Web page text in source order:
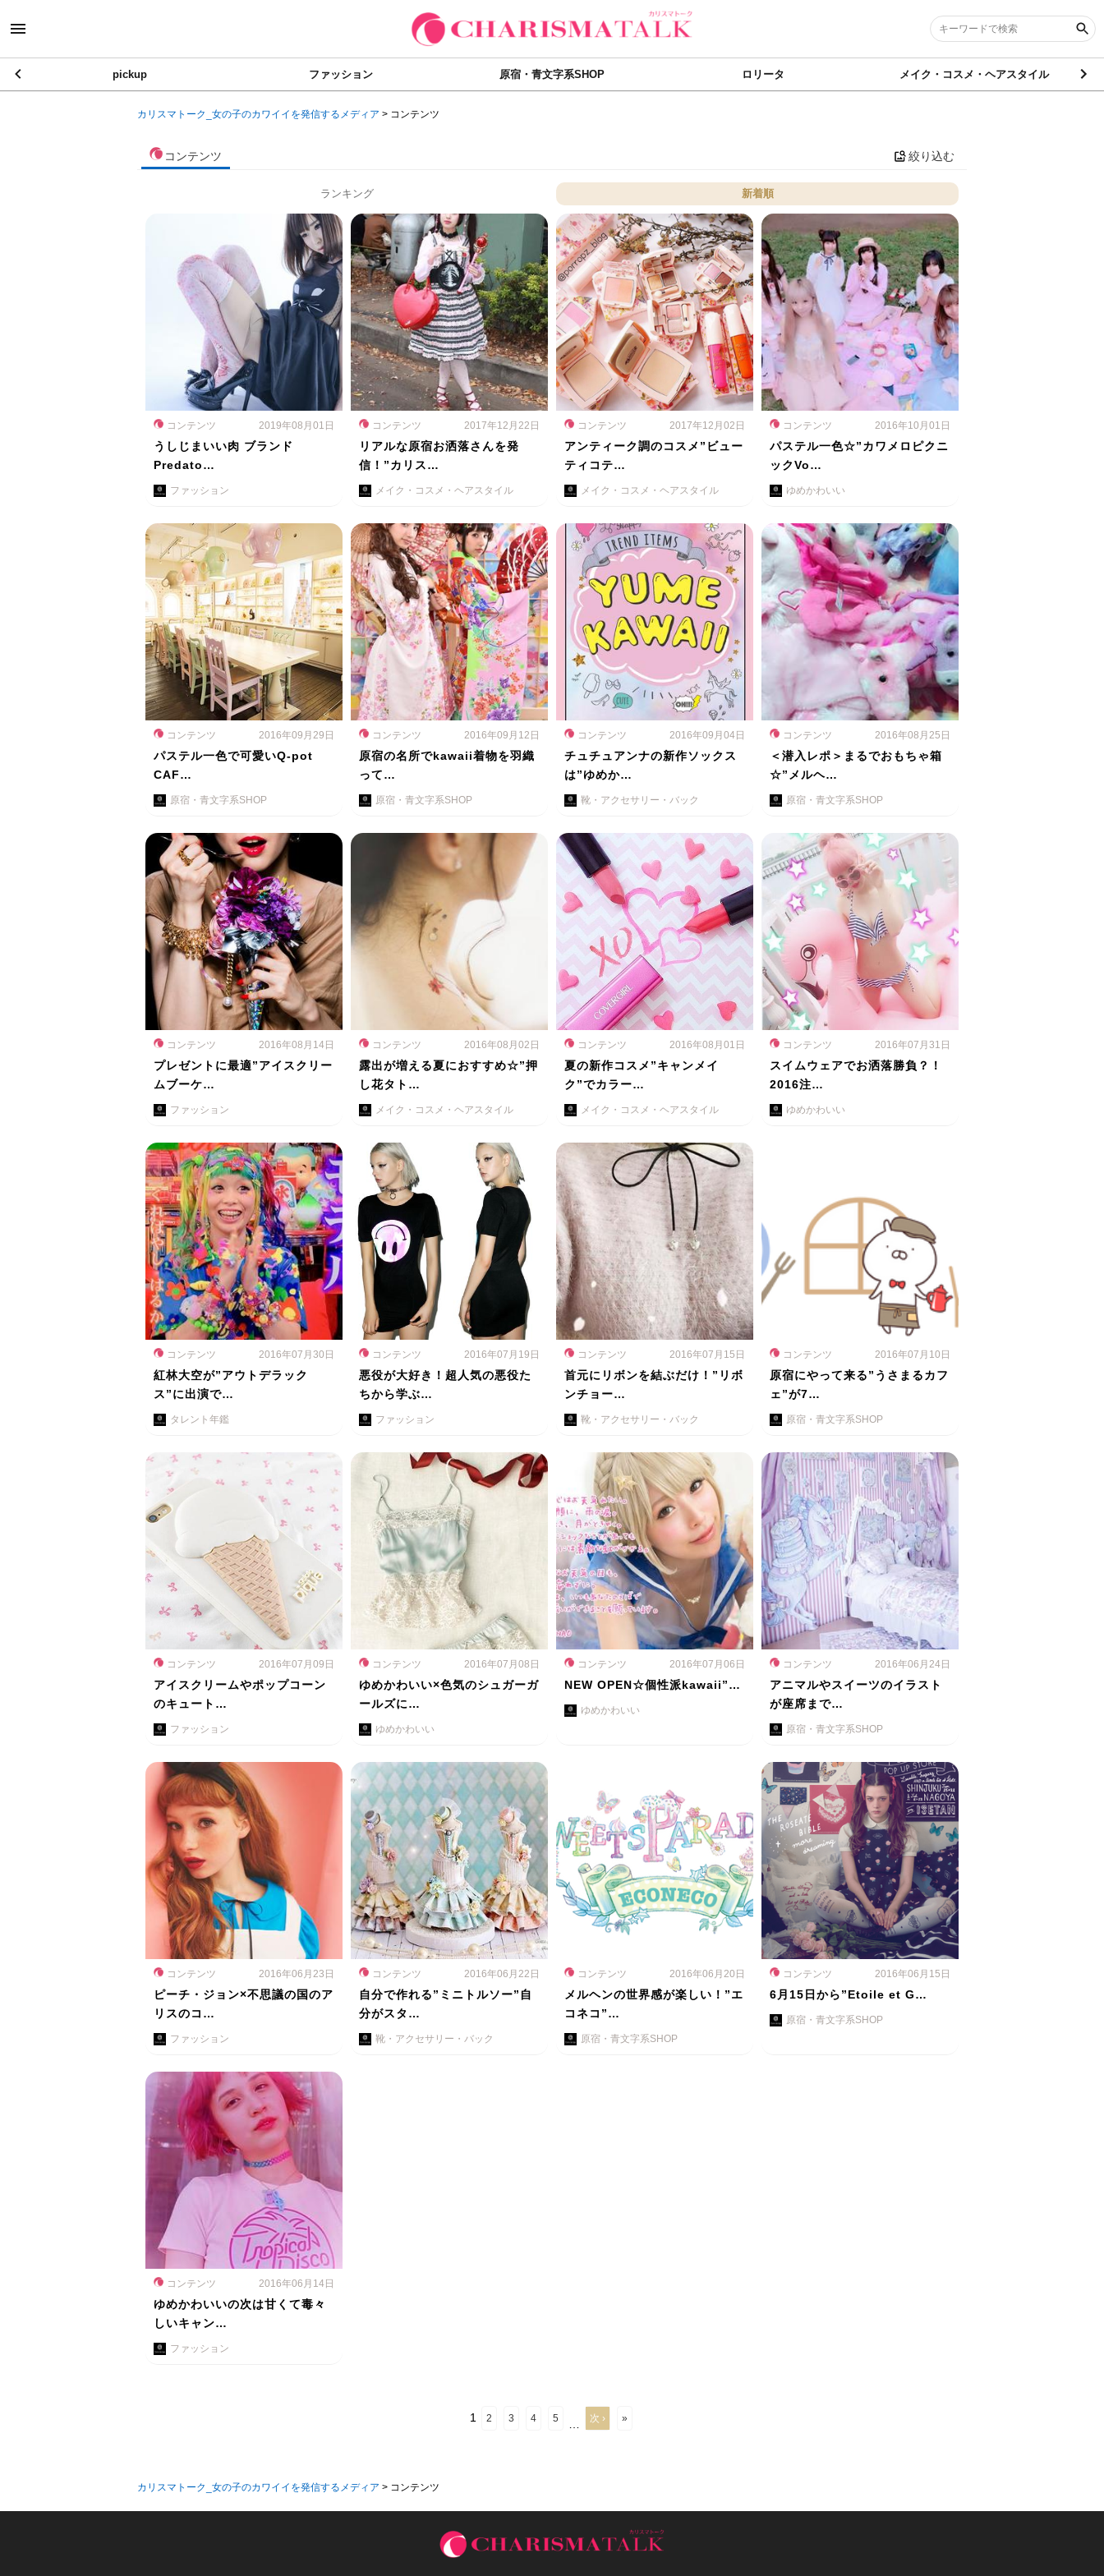
pickup ファッション 原宿・青文字系SHOP ロリータ メイク・コスメ・ヘアスタイル
カリスマトーク_女の子のカワイイを発信するメディア > コンテンツ
コンテンツ 絞り込む
ランキング 新着順
コンテンツ 2019年08月01日
うしじまいい肉 ブランド
Predato…
ファッション
コンテンツ 2017年12月22日
リアルな原宿お洒落さんを発
信！”カリス…
メイク・コスメ・ヘアスタイル
コンテンツ 2017年12月02日
アンティーク調のコスメ”ビュー
ティコテ…
メイク・コスメ・ヘアスタイル
コンテンツ 2016年10月01日
パステル一色☆”カワメロピクニ
ックVo…
ゆめかわいい
コンテンツ 2016年09月29日
パステル一色で可愛いQ-pot
CAF…
原宿・青文字系SHOP
コンテンツ 2016年09月12日
原宿の名所でkawaii着物を羽織
って…
原宿・青文字系SHOP
コンテンツ 2016年09月04日
チュチュアンナの新作ソックス
は”ゆめか…
靴・アクセサリー・バック
コンテンツ 2016年08月25日
＜潜入レポ＞まるでおもちゃ箱
☆”メルヘ…
原宿・青文字系SHOP
コンテンツ 2016年08月14日
プレゼントに最適”アイスクリー
ムブーケ…
ファッション
コンテンツ 2016年08月02日
露出が増える夏におすすめ☆”押
し花タト…
メイク・コスメ・ヘアスタイル
コンテンツ 2016年08月01日
夏の新作コスメ”キャンメイ
ク”でカラー…
メイク・コスメ・ヘアスタイル
コンテンツ 2016年07月31日
スイムウェアでお洒落勝負？！
2016注…
ゆめかわいい
コンテンツ 2016年07月30日
紅林大空が”アウトデラック
ス”に出演で…
タレント年鑑
コンテンツ 2016年07月19日
悪役が大好き！超人気の悪役た
ちから学ぶ…
ファッション
コンテンツ 2016年07月15日
首元にリボンを結ぶだけ！”リボ
ンチョー…
靴・アクセサリー・バック
コンテンツ 2016年07月10日
原宿にやって来る”うさまるカフ
ェ”が7…
原宿・青文字系SHOP
コンテンツ 2016年07月09日
アイスクリームやポップコーン
のキュート…
ファッション
コンテンツ 2016年07月08日
ゆめかわいい×色気のシュガーガ
ールズに…
ゆめかわいい
コンテンツ 2016年07月06日
NEW OPEN☆個性派kawaii”…
ゆめかわいい
コンテンツ 2016年06月24日
アニマルやスイーツのイラスト
が座席まで…
原宿・青文字系SHOP
コンテンツ 2016年06月23日
ピーチ・ジョン×不思議の国のア
リスのコ…
ファッション
コンテンツ 2016年06月22日
自分で作れる”ミニトルソー”自
分がスタ…
靴・アクセサリー・バック
コンテンツ 2016年06月20日
メルヘンの世界感が楽しい！”エ
コネコ”…
原宿・青文字系SHOP
コンテンツ 2016年06月15日
6月15日から”Etoile et G…
原宿・青文字系SHOP
コンテンツ 2016年06月14日
ゆめかわいいの次は甘くて毒々
しいキャン…
ファッション
1 2 3 4 5 次 › »
カリスマトーク_女の子のカワイイを発信するメディア > コンテンツ